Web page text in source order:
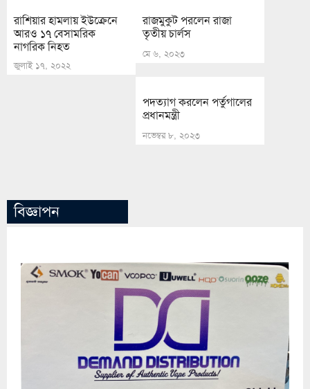
রাশিয়ার হামলায় ইউক্রেনে
আরও ১৭ বেসামরিক
নাগরিক নিহত
জুলাই ১৭, ২০২২
রাজমুকুট পরলেন রাজা
তৃতীয় চার্লস
মে ৬, ২০২৩
পদত্যাগ করলেন পর্তুগালের
প্রধানমন্ত্রী
নভেম্বর ৮, ২০২৩
বিজ্ঞাপন